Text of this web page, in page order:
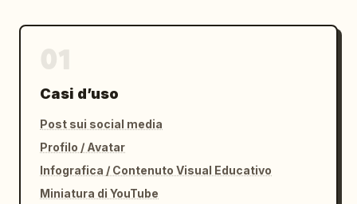
Casi d’uso
Post sui social media
Profilo / Avatar
Infografica / Contenuto Visual Educativo
Miniatura di YouTube